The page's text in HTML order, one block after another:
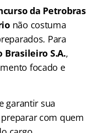
da Petrobras
não costuma
Para
Brasileiro S.A.,
focado e
garantir sua
com quem